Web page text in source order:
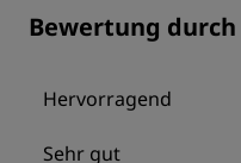
Bewertung durch
Hervorragend
Sehr gut